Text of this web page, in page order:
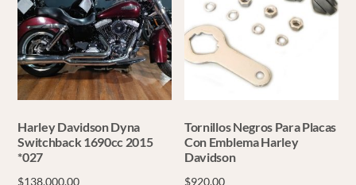
Harley Davidson Dyna
Switchback 1690cc 2015
*027
$138,000.00
Tornillos Negros Para Placas
Con Emblema Harley
Davidson
$920.00